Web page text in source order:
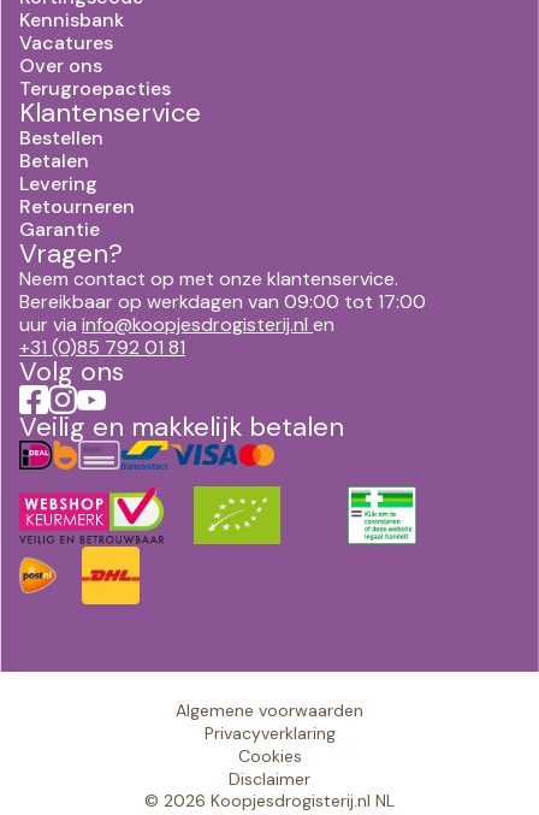
Kennisbank
Vacatures
Over ons
Terugroepacties
Klantenservice
Bestellen
Betalen
Levering
Retourneren
Garantie
Vragen?
Neem contact op met onze klantenservice.
Bereikbaar op werkdagen van 09:00 tot 17:00
uur via info@koopjesdrogisterij.nl en
+31 (0)85 792 01 81
Volg ons
Veilig en makkelijk betalen
© 2026 Koopjesdrogisterij.nl NL
Algemene voorwaarden
Privacyverklaring
Cookies
Disclaimer